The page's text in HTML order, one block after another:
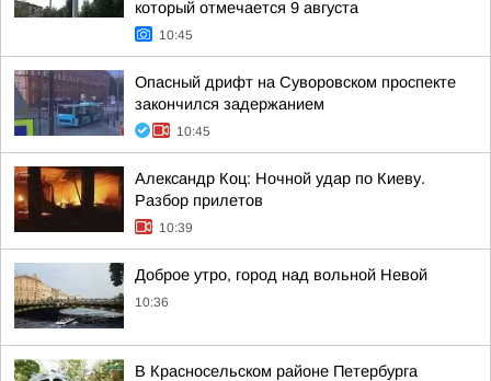
который отмечается 9 августа
10:45
Опасный дрифт на Суворовском проспекте
закончился задержанием
10:45
Александр Коц: Ночной удар по Киеву.
Разбор прилетов
10:39
Доброе утро, город над вольной Невой
10:36
В Красносельском районе Петербурга